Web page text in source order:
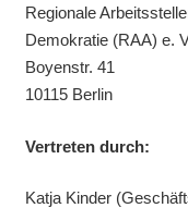
Regionale
Demokratie (RAA) e.
Boyenstr. 41
10115 Berlin
Vertreten durch:
Katja Kinder